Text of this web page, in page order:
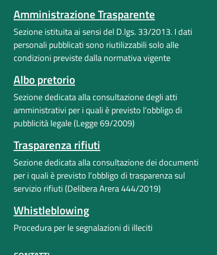
Amministrazione Trasparente
Sezione istituita ai sensi del D.lgs. 33/2013. I dati
personali pubblicati sono riutilizzabili solo alle
condizioni previste dalla normativa vigente
Albo pretorio
Sezione dedicata alla consultazione degli atti
amministrativi per i quali è previsto l'obbligo di
pubblicità legale (Legge 69/2009)
Trasparenza rifiuti
Sezione dedicata alla consultazione dei documenti
per i quali è previsto l'obbligo di trasparenza sul
servizio rifiuti (Delibera Arera 444/2019)
Whistleblowing
Procedura per le segnalazioni di illeciti